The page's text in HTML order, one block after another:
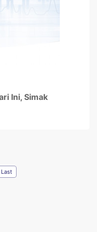
Ini, Simak
Last